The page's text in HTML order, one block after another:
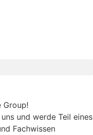
Group!
und werde Teil eines
Fachwissen